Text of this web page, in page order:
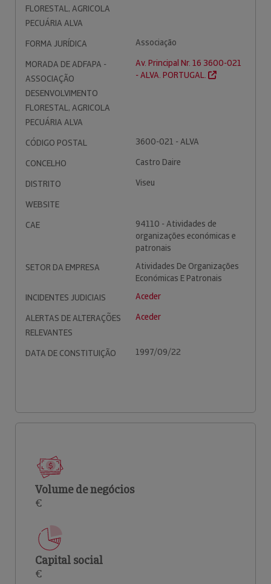
FLORESTAL, AGRICOLA
PECUÁRIA ALVA
FORMA JURÍDICA
Associação
MORADA DE ADFAPA -
ASSOCIAÇÃO
DESENVOLVIMENTO
FLORESTAL, AGRICOLA
PECUÁRIA ALVA
Av. Principal Nr. 16 3600-021
- ALVA. PORTUGAL.
CÓDIGO POSTAL
3600-021 - ALVA
CONCELHO
Castro Daire
DISTRITO
Viseu
WEBSITE
CAE
94110 - Atividades de
organizações económicas e
patronais
SETOR DA EMPRESA
Atividades De Organizações
Económicas E Patronais
INCIDENTES JUDICIAIS
Aceder
ALERTAS DE ALTERAÇÕES
RELEVANTES
Aceder
DATA DE CONSTITUIÇÃO 1997/09/22
Volume de negócios
€
Capital social
€